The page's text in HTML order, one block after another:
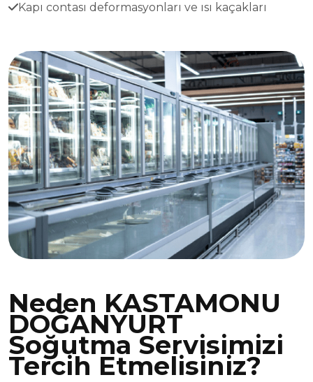
Kapı contası deformasyonları ve ısı kaçakları
Neden KASTAMONU
DOĞANYURT
Soğutma Servisimizi
Tercih Etmelisiniz?